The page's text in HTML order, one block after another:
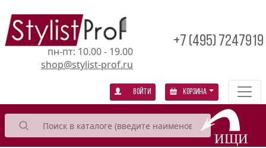
пн-пт: 10.00 - 19.00
shop@stylist-prof.ru
+7 (495) 7247919
Войти Корзина